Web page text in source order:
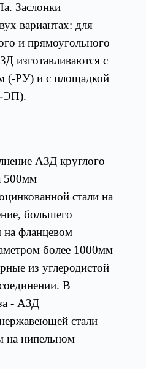
Заслонки
вариантах: для
и прямоугольного
изготавливаются с
(-РУ) и с площадкой
ЭП).
АЗД круглого
500мм
стали на
большего
фланцевом
более 1000мм
из углеродистой
В
- АЗД
стали
на нипельном